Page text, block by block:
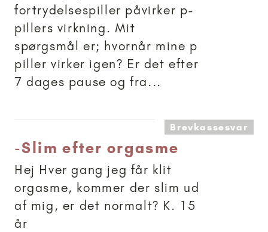
fortrydelsespiller påvirker p-
pillers virkning. Mit
spørgsmål er; hvornår mine p
piller virker igen? Er det efter
7 dages pause og fra...
Brevkassesvar
-Slim efter orgasme
Hej Hver gang jeg får klit
orgasme, kommer der slim ud
af mig, er det normalt? K. 15
år